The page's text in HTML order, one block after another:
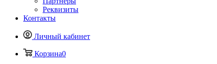
Реквизиты
Контакты
Личный кабинет
Корзина0